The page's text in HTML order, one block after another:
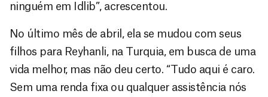
ninguém em Idlib”, acrescentou.
No último mês de abril, ela se mudou com seus
filhos para Reyhanli, na Turquia, em busca de uma
vida melhor, mas não deu certo. “Tudo aqui é caro.
Sem uma renda fixa ou qualquer assistência nós